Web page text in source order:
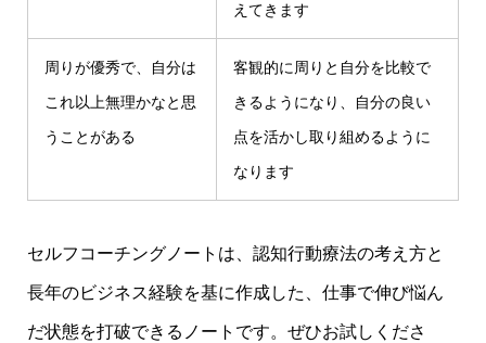
えてきます
周りが優秀で、自分は
これ以上無理かなと思
うことがある
客観的に周りと自分を比較で
きるようになり、自分の良い
点を活かし取り組めるように
なります
セルフコーチングノートは、認知行動療法の考え方と
長年のビジネス経験を基に作成した、仕事で伸び悩ん
だ状態を打破できるノートです。ぜひお試しくださ